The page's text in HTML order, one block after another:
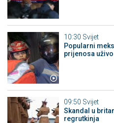
10:30 Svijet
Popularni
prijenosa uživo
09:50 Svijet
Skandal u
regrutkinja